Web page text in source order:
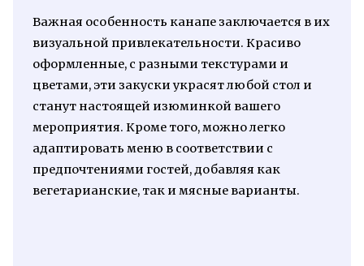
Важная особенность канапе заключается в их
визуальной привлекательности. Красиво
оформленные, с разными текстурами и
цветами, эти закуски украсят любой стол и
станут настоящей изюминкой вашего
мероприятия. Кроме того, можно легко
адаптировать меню в соответствии с
предпочтениями гостей, добавляя как
вегетарианские, так и мясные варианты.